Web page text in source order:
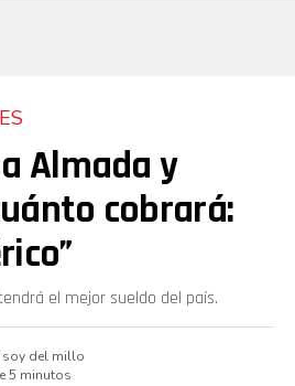
Almada y
cobrará:
el mejor sueldo del país.
soy del millo
5 minutos